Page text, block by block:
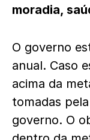
moradia,
O governo
anual. Caso
acima da
tomadas
governo. O